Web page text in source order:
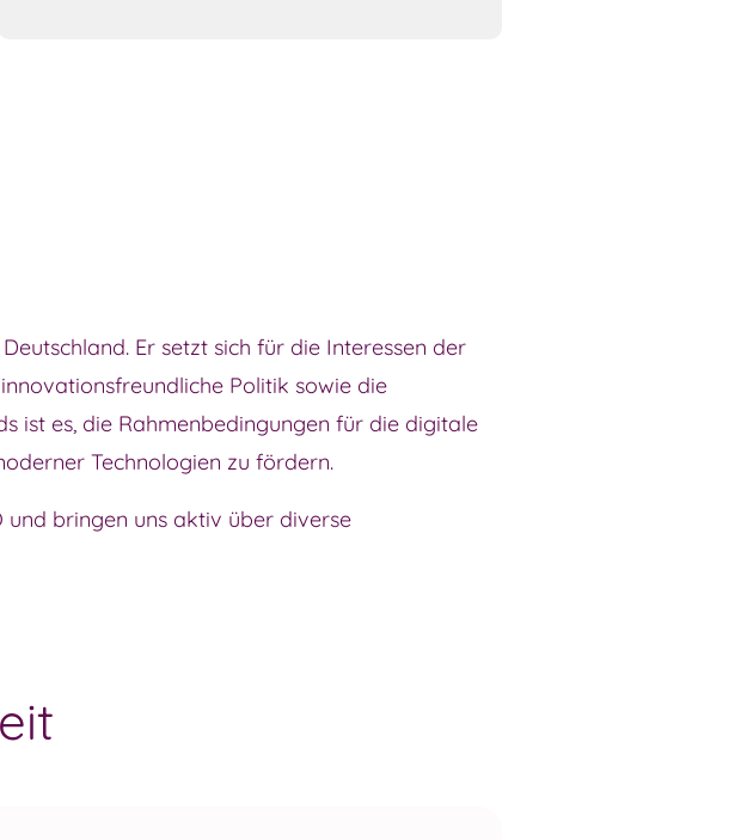
Er setzt sich für die Interessen der
Politik sowie die
ist es, die Rahmenbedingungen für die digitale
Technologien zu fördern.
und bringen uns aktiv über diverse